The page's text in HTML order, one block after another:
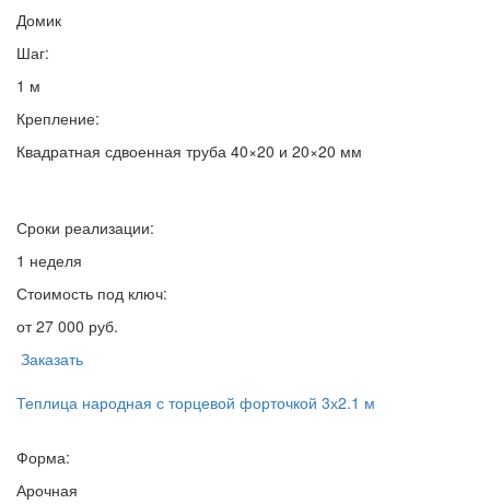
Домик
Шаг:
1 м
Крепление:
Квадратная сдвоенная труба 40×20 и 20×20 мм
Сроки реализации:
1 неделя
Стоимость под ключ:
от 27 000 руб.
Заказать
Теплица народная с торцевой форточкой 3х2.1 м
Форма:
Арочная